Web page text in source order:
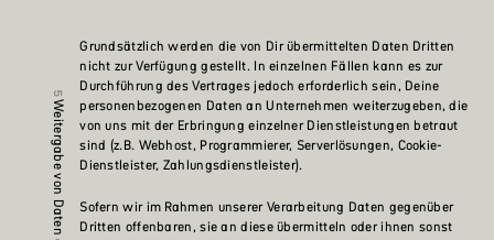
Grundsätzlich werden die von Dir übermittelten Daten Dritten
nicht zur Verfügung gestellt. In einzelnen Fällen kann es zur
Durchführung des Vertrages jedoch erforderlich sein, Deine
personenbezogenen Daten an Unternehmen weiterzugeben, die
von uns mit der Erbringung einzelner Dienstleistungen betraut
sind (z.B. Webhost, Programmierer, Serverlösungen, Cookie-
Dienstleister, Zahlungsdienstleister).
Sofern wir im Rahmen unserer Verarbeitung Daten gegenüber
Dritten offenbaren, sie an diese übermitteln oder ihnen sonst